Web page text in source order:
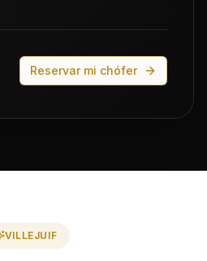
Reservar mi chófer
VILLEJUIF